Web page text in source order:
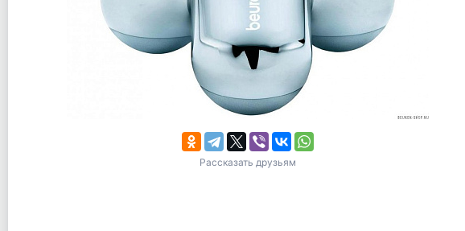
Рассказать друзьям